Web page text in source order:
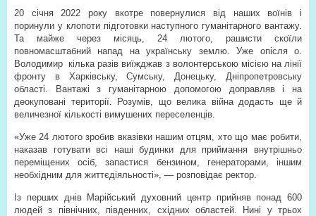
20 січня 2022 року вкотре повернулися від наших воїнів і
поринули у клопоти підготовки наступного гуманітарного вантажу.
Та майже через місяць, 24 лютого, рашисти скоїли
повномасштабний напад на українську землю. Уже опісля о.
Володимир кілька разів виїжджав з волонтерською місією на лінії
фронту в Харківську, Сумську, Донецьку, Дніпропетровську
області. Вантажі з гуманітарною допомогою доправляв і на
деокуповані території. Розумів, що велика війна додасть ще й
величезної кількості вимушених переселенців.
«Уже 24 лютого зробив вказівки нашим отцям, хто що має робити,
наказав готувати всі наші будинки для приймання внутрішньо
переміщених осіб, запастися бензином, генераторами, іншим
необхідним для життєдіяльності», — розповідає ректор.
Із перших днів Марійський духовний центр прийняв понад 600
людей з північних, південних, східних областей. Нині у трьох